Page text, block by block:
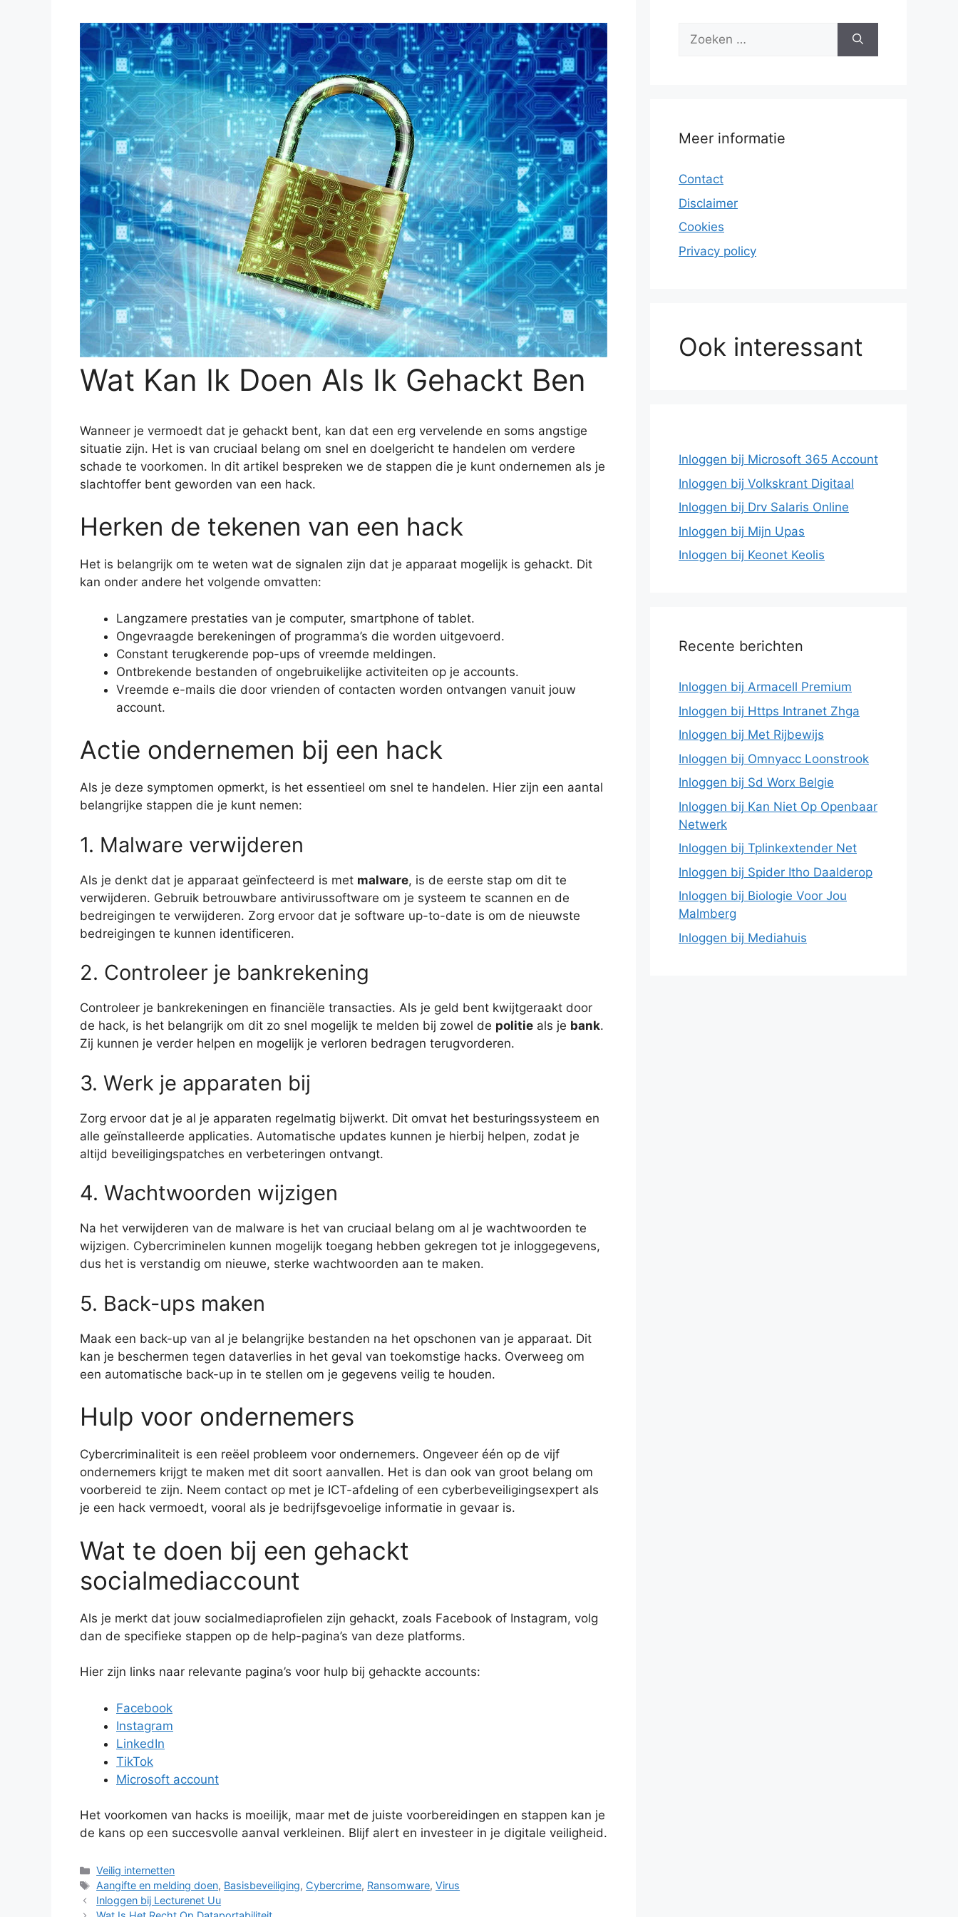
Wat Kan Ik Doen Als Ik Gehackt Ben
Wanneer je vermoedt dat je gehackt bent, kan dat een erg vervelende en soms angstige
situatie zijn. Het is van cruciaal belang om snel en doelgericht te handelen om verdere
schade te voorkomen. In dit artikel bespreken we de stappen die je kunt ondernemen als je
slachtoffer bent geworden van een hack.
Herken de tekenen van een hack
Het is belangrijk om te weten wat de signalen zijn dat je apparaat mogelijk is gehackt. Dit
kan onder andere het volgende omvatten:
Langzamere prestaties van je computer, smartphone of tablet.
Ongevraagde berekeningen of programma’s die worden uitgevoerd.
Constant terugkerende pop-ups of vreemde meldingen.
Ontbrekende bestanden of ongebruikelijke activiteiten op je accounts.
Vreemde e-mails die door vrienden of contacten worden ontvangen vanuit jouw
account.
Actie ondernemen bij een hack
Als je deze symptomen opmerkt, is het essentieel om snel te handelen. Hier zijn een aantal
belangrijke stappen die je kunt nemen:
1. Malware verwijderen
Als je denkt dat je apparaat geïnfecteerd is met malware, is de eerste stap om dit te
verwijderen. Gebruik betrouwbare antivirussoftware om je systeem te scannen en de
bedreigingen te verwijderen. Zorg ervoor dat je software up-to-date is om de nieuwste
bedreigingen te kunnen identificeren.
2. Controleer je bankrekening
Controleer je bankrekeningen en financiële transacties. Als je geld bent kwijtgeraakt door
de hack, is het belangrijk om dit zo snel mogelijk te melden bij zowel de politie als je bank.
Zij kunnen je verder helpen en mogelijk je verloren bedragen terugvorderen.
3. Werk je apparaten bij
Zorg ervoor dat je al je apparaten regelmatig bijwerkt. Dit omvat het besturingssysteem en
alle geïnstalleerde applicaties. Automatische updates kunnen je hierbij helpen, zodat je
altijd beveiligingspatches en verbeteringen ontvangt.
4. Wachtwoorden wijzigen
Na het verwijderen van de malware is het van cruciaal belang om al je wachtwoorden te
wijzigen. Cybercriminelen kunnen mogelijk toegang hebben gekregen tot je inloggegevens,
dus het is verstandig om nieuwe, sterke wachtwoorden aan te maken.
5. Back-ups maken
Maak een back-up van al je belangrijke bestanden na het opschonen van je apparaat. Dit
kan je beschermen tegen dataverlies in het geval van toekomstige hacks. Overweeg om
een automatische back-up in te stellen om je gegevens veilig te houden.
Hulp voor ondernemers
Cybercriminaliteit is een reëel probleem voor ondernemers. Ongeveer één op de vijf
ondernemers krijgt te maken met dit soort aanvallen. Het is dan ook van groot belang om
voorbereid te zijn. Neem contact op met je ICT-afdeling of een cyberbeveiligingsexpert als
je een hack vermoedt, vooral als je bedrijfsgevoelige informatie in gevaar is.
Wat te doen bij een gehackt
socialmediaccount
Als je merkt dat jouw socialmediaprofielen zijn gehackt, zoals Facebook of Instagram, volg
dan de specifieke stappen op de help-pagina’s van deze platforms.
Hier zijn links naar relevante pagina’s voor hulp bij gehackte accounts:
Facebook
Instagram
LinkedIn
TikTok
Microsoft account
Het voorkomen van hacks is moeilijk, maar met de juiste voorbereidingen en stappen kan je
de kans op een succesvolle aanval verkleinen. Blijf alert en investeer in je digitale veiligheid.
Categorieën
Veilig internetten
Tags
Aangifte en melding doen, Basisbeveiliging, Cybercrime, Ransomware,Virus
Inloggen bij Lecturenet Uu
Zoek
Meer informatie
Contact
Disclaimer
Cookies
Privacy policy
Ook interessant
Inloggen bij Microsoft 365 Account
Inloggen bij Volkskrant Digitaal
Inloggen bij Drv Salaris Online
Inloggen bij Mijn Upas
Inloggen bij Keonet Keolis
Recente berichten
Inloggen bij Armacell Premium
Inloggen bij Https Intranet Zhga
Inloggen bij Met Rijbewijs
Inloggen bij Omnyacc Loonstrook
Inloggen bij Sd Worx Belgie
Inloggen bij Kan Niet Op Openbaar
Netwerk
Inloggen bij Tplinkextender Net
Inloggen bij Spider Itho Daalderop
Inloggen bij Biologie Voor Jou
Malmberg
Inloggen bij Mediahuis